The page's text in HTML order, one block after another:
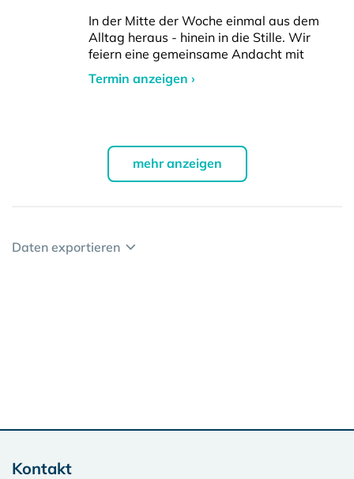
In der Mitte der Woche einmal aus dem
Alltag heraus - hinein in die Stille. Wir
feiern eine gemeinsame Andacht mit
Termin anzeigen ›
mehr anzeigen
Daten exportieren
Kontakt